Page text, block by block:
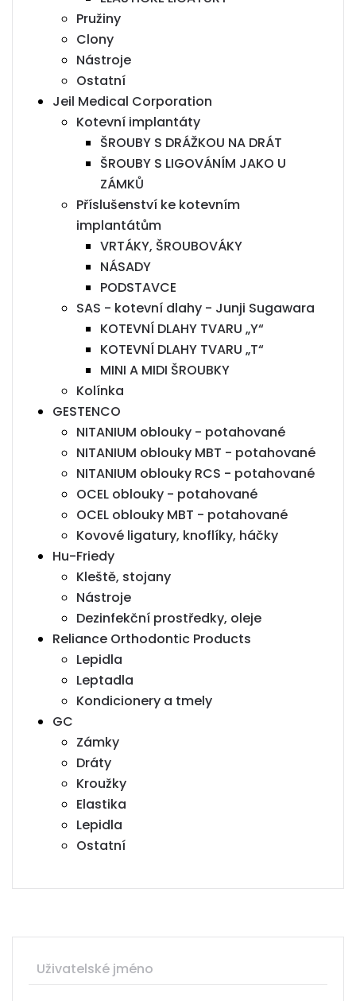
Pružiny
Clony
Nástroje
Ostatní
Jeil Medical Corporation
Kotevní implantáty
ŠROUBY S DRÁŽKOU NA DRÁT
ŠROUBY S LIGOVÁNÍM JAKO U
ZÁMKŮ
Příslušenství ke kotevním
implantátům
VRTÁKY, ŠROUBOVÁKY
NÁSADY
PODSTAVCE
SAS - kotevní dlahy - Junji Sugawara
KOTEVNÍ DLAHY TVARU „Y“
KOTEVNÍ DLAHY TVARU „T“
MINI A MIDI ŠROUBKY
Kolínka
GESTENCO
NITANIUM oblouky - potahované
NITANIUM oblouky MBT - potahované
NITANIUM oblouky RCS - potahované
OCEL oblouky - potahované
OCEL oblouky MBT - potahované
Kovové ligatury, knoflíky, háčky
Hu-Friedy
Kleště, stojany
Nástroje
Dezinfekční prostředky, oleje
Reliance Orthodontic Products
Lepidla
Leptadla
Kondicionery a tmely
GC
Zámky
Dráty
Kroužky
Elastika
Lepidla
Ostatní